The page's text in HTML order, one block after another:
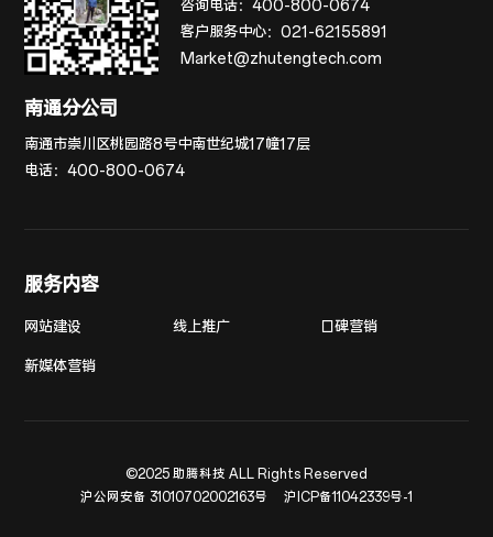
咨询电话：400-800-0674
客户服务中心：021-62155891
Market@zhutengtech.com
南通分公司
南通市崇川区桃园路8号中南世纪城17幢17层
电话：400-800-0674
服务内容
网站建设 线上推广 口碑营销
新媒体营销
©2025 助腾科技 ALL Rights Reserved
沪公网安备 31010702002163号
沪ICP备11042339号-1